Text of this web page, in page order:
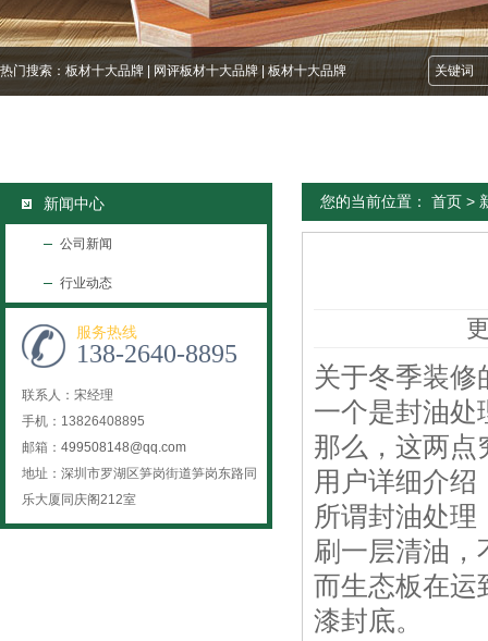
热门搜索： 板材十大品牌 网评板材十大品牌 板材十大品牌
您的当前位置： 首页 >
关于冬季装修
一个是封油处
那么，这两点
用户详细介绍
所谓封油处
刷一层清油，
而生态板在运
漆封底。
新闻中心
公司新闻
行业动态
服务热线
138-2640-8895
联系人：宋经理
手机：13826408895
邮箱： 499508148@qq.com
地址：深圳市罗湖区笋岗街道笋岗东路同
乐大厦同庆阁212室